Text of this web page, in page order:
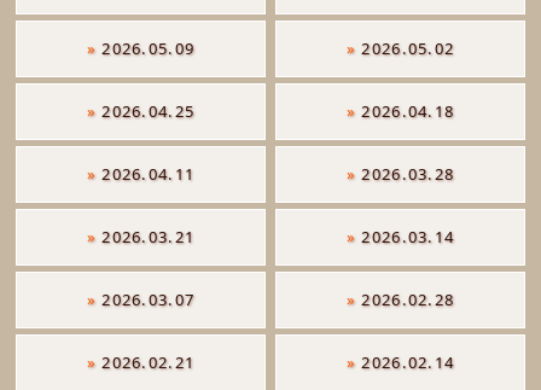
» 2026.05.09 » 2026.05.02
» 2026.04.25 » 2026.04.18
» 2026.04.11 » 2026.03.28
» 2026.03.21 » 2026.03.14
» 2026.03.07 » 2026.02.28
» 2026.02.21 » 2026.02.14